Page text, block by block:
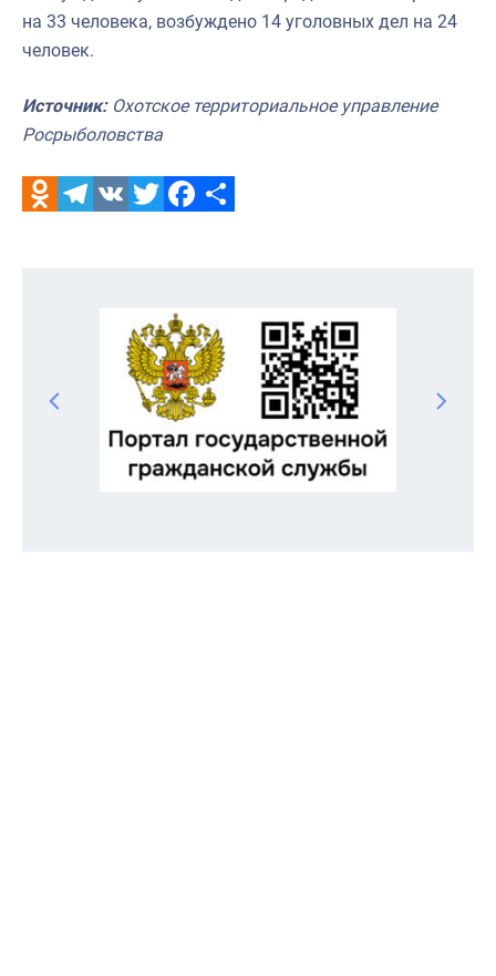
на 33 человека, возбуждено 14 уголовных дел на 24
человек.
Источник:Охотское территориальное управление
Росрыболовства